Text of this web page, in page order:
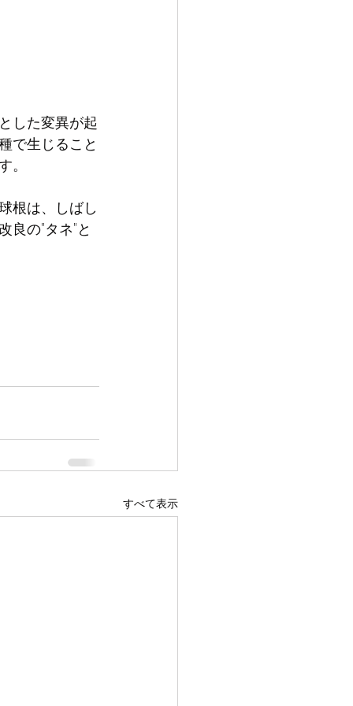
した変異が起
で生じること
。
根は、しばし
良の"タネ"と
すべて表示